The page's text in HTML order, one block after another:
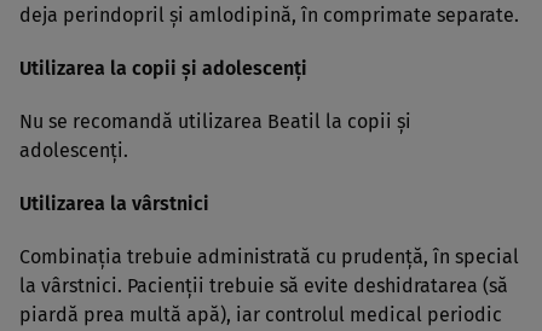
deja perindopril şi amlodipină, în comprimate separate.
Utilizarea la copii şi adolescenţi
Nu se recomandă utilizarea Beatil la copii şi
adolescenţi.
Utilizarea la vârstnici
Combinaţia trebuie administrată cu prudenţă, în special
la vârstnici. Pacienţii trebuie să evite deshidratarea (să
piardă prea multă apă), iar controlul medical periodic